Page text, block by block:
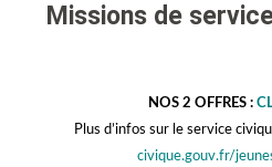
Missions de
NOS 2 OFFRES :
Plus d’infos sur le service
civique.gouv.fr/